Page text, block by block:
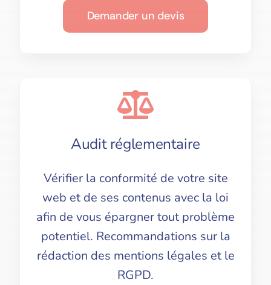
Demander un devis
Audit réglementaire
Vérifier la conformité de votre site
web et de ses contenus avec la loi
afin de vous épargner tout problème
potentiel. Recommandations sur la
rédaction des mentions légales et le
RGPD.